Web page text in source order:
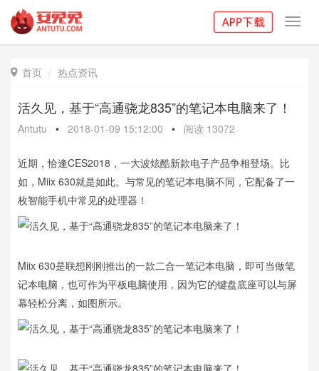
 首页 热点资讯
活久见，基于“高通骁龙835”的笔记本电脑来了！
Antutu • 2018-01-09 15:12:00 • 阅读 13072
近期，恰逢CES2018，一大波炫酷新款电子产品争相登场。比
如，Miix 630就是如此。与常见的笔记本电脑不同，它配备了一
枚智能手机中常见的处理器！
Miix 630是联想刚刚推出的一款二合一笔记本电脑，即可当做笔
记本电脑，也可作为平板电脑使用，因为它的键盘底座可以与屏
幕轻松分离，如图所示。